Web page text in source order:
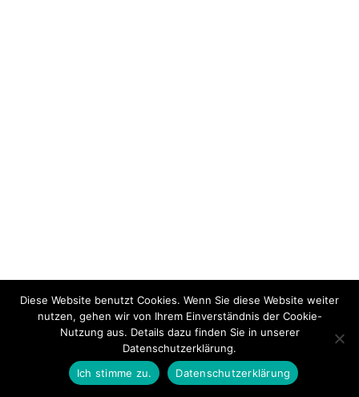
PREVIOUS THEMA BACK TO LEKTION NEXT THEMA
Diese Website benutzt Cookies. Wenn Sie diese Website weiter
nutzen, gehen wir von Ihrem Einverständnis der Cookie-
Nutzung aus. Details dazu finden Sie in unserer
Datenschutzerklärung.
Ich stimme zu.
Datenschutzerklärung